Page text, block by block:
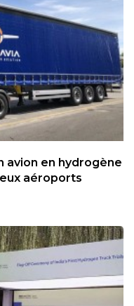
avion en hydrogène
aéroports